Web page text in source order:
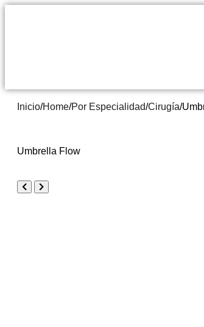
Inicio/Home/Por Especialidad/Cirugía/
Umbrella Flow